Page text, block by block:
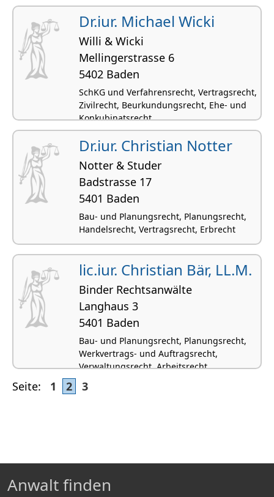
Dr.iur. Michael Wicki
Willi & Wicki
Mellingerstrasse 6
5402 Baden
SchKG und Verfahrensrecht, Vertragsrecht,
Zivilrecht, Beurkundungsrecht, Ehe- und
Konkubinatsrecht
Dr.iur. Christian Notter
Notter & Studer
Badstrasse 17
5401 Baden
Bau- und Planungsrecht, Planungsrecht,
Handelsrecht, Vertragsrecht, Erbrecht
lic.iur. Christian Bär, LL.M.
Binder Rechtsanwälte
Langhaus 3
5401 Baden
Bau- und Planungsrecht, Planungsrecht,
Werkvertrags- und Auftragsrecht,
Verwaltungsrecht, Arbeitsrecht
Seite: 1 2 3
Anwalt finden